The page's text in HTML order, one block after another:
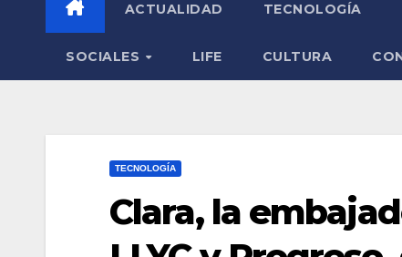
ACTUALIDAD TECNOLOGÍA
SOCIALES LIFE CULTURA
TECNOLOGÍA
Clara, la